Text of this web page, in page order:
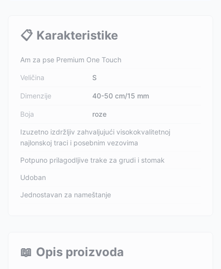
📋 Karakteristike
Am za pse Premium One Touch
Veličina S
Dimenzije 40-50 cm/15 mm
Boja roze
Izuzetno izdržljiv zahvaljujući visokokvalitetnoj
najlonskoj traci i posebnim vezovima
Potpuno prilagodljive trake za grudi i stomak
Udoban
Jednostavan za nameštanje
📖 Opis proizvoda